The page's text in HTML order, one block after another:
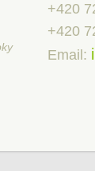
+420
+420
Email: